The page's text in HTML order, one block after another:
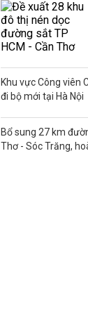
Khu vực Công viên
đi bộ mới tại Hà Nội
Bổ sung 27 km
Thơ - Sóc Trăng,